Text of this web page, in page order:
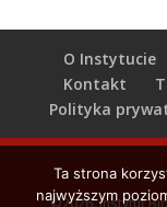
O Instytucie
Kontakt
Polityka
©2026. Instytut
Ta strona
najwyższym